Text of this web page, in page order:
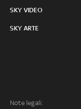
SKY VIDEO
SKY ARTE
Note legali: